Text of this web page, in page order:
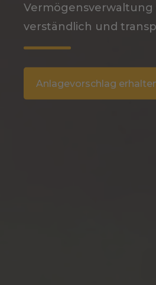
Vermögensverwaltung
verständlich und
Anlagevorschlag